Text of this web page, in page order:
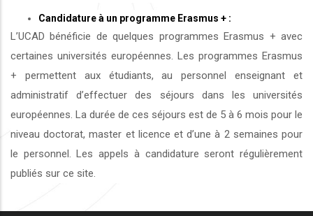
Candidature à un programme Erasmus + :
L’UCAD bénéficie de quelques programmes Erasmus + avec
certaines universités européennes. Les programmes Erasmus
+ permettent aux étudiants, au personnel enseignant et
administratif d’effectuer des séjours dans les universités
européennes. La durée de ces séjours est de 5 à 6 mois pour le
niveau doctorat, master et licence et d’une à 2 semaines pour
le personnel. Les appels à candidature seront régulièrement
publiés sur ce site.